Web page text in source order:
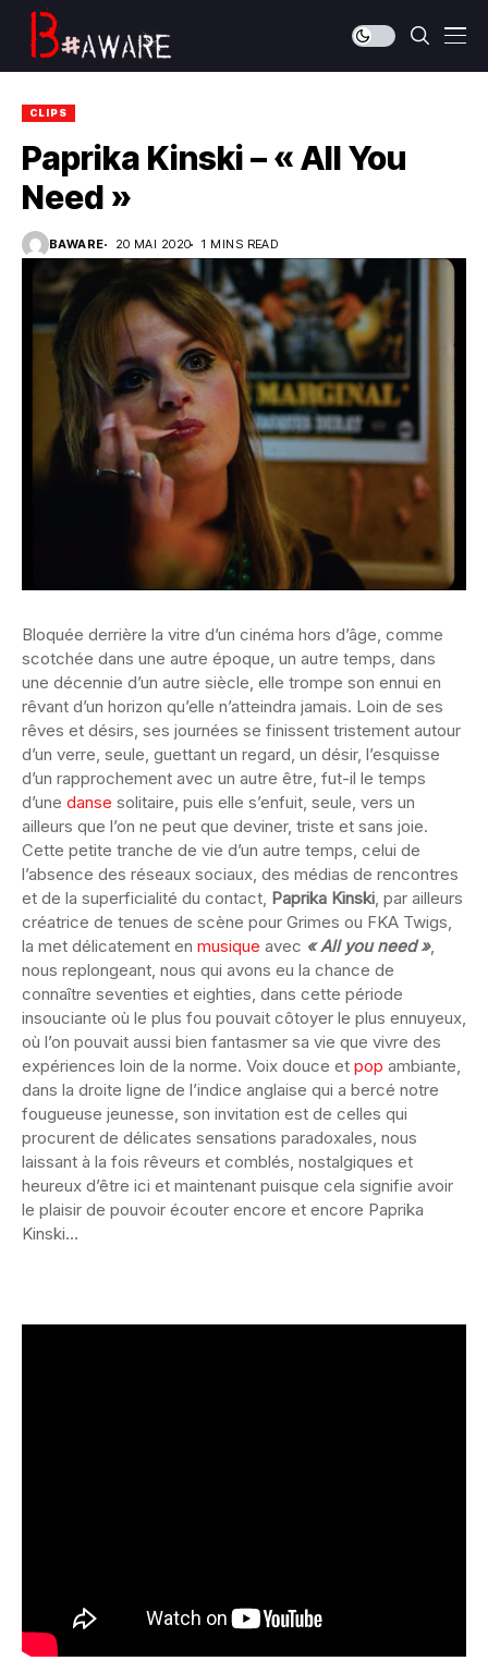
CLIPS
Paprika Kinski – « All You
Need »
BAWARE 20 MAI 2020 1 MINS READ
Bloquée derrière la vitre d’un cinéma hors d’âge, comme
scotchée dans une autre époque, un autre temps, dans
une décennie d’un autre siècle, elle trompe son ennui en
rêvant d’un horizon qu’elle n’atteindra jamais. Loin de ses
rêves et désirs, ses journées se finissent tristement autour
d’un verre, seule, guettant un regard, un désir, l’esquisse
d’un rapprochement avec un autre être, fut-il le temps
d’une danse solitaire, puis elle s’enfuit, seule, vers un
ailleurs que l’on ne peut que deviner, triste et sans joie.
Cette petite tranche de vie d’un autre temps, celui de
l’absence des réseaux sociaux, des médias de rencontres
et de la superficialité du contact, Paprika Kinski, par ailleurs
créatrice de tenues de scène pour Grimes ou FKA Twigs,
la met délicatement en musique avec « All you need »,
nous replongeant, nous qui avons eu la chance de
connaître seventies et eighties, dans cette période
insouciante où le plus fou pouvait côtoyer le plus ennuyeux,
où l’on pouvait aussi bien fantasmer sa vie que vivre des
expériences loin de la norme. Voix douce et pop ambiante,
dans la droite ligne de l’indice anglaise qui a bercé notre
fougueuse jeunesse, son invitation est de celles qui
procurent de délicates sensations paradoxales, nous
laissant à la fois rêveurs et comblés, nostalgiques et
heureux d’être ici et maintenant puisque cela signifie avoir
le plaisir de pouvoir écouter encore et encore Paprika
Kinski…